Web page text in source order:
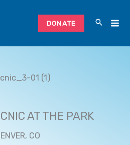
DONATE
AT THE PARK
CO